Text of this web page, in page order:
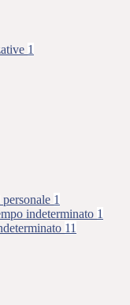
1
1
indeterminato 1
11